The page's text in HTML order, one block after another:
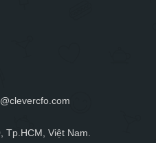
Việt Nam.